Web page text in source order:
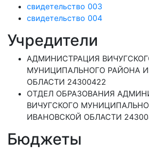
свидетельство 003
свидетельство 004
Учредители
АДМИНИСТРАЦИЯ
МУНИЦИПАЛЬНОГО РАЙОНА
ОБЛАСТИ 24300422
ОТДЕЛ ОБРАЗОВАНИЯ
ВИЧУГСКОГО
ИВАНОВСКОЙ ОБЛАСТИ
Бюджеты